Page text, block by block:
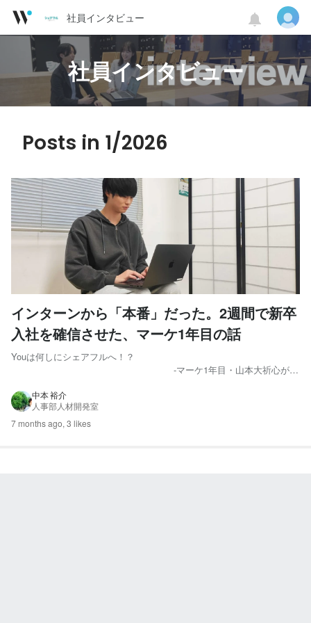
社員インタビュー
社員インタビュー
Posts in 1/2026
インターンから「本番」だった。2週間で新卒
入社を確信させた、マーケ1年目の話
Youは何しにシェアフルへ！？
-マーケ1年目・山本大祈心が語
連載企画をスタートします。その名も…… 「Youは何しにシェアフル
へ！？」 若手や新入社員にフォーカスして、「なぜシェアフル？」
「実際どうなの？...
中本 裕介
人事部人材開発室
7 months ago, 3 likes